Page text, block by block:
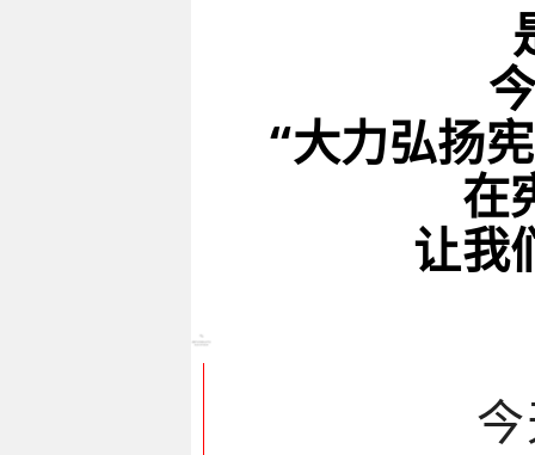
“大力弘扬
在
让我